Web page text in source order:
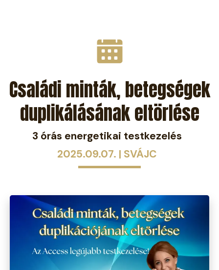
Családi minták, betegségek
duplikálásának eltörlése
3 órás energetikai testkezelés
2025.09.07. | SVÁJC